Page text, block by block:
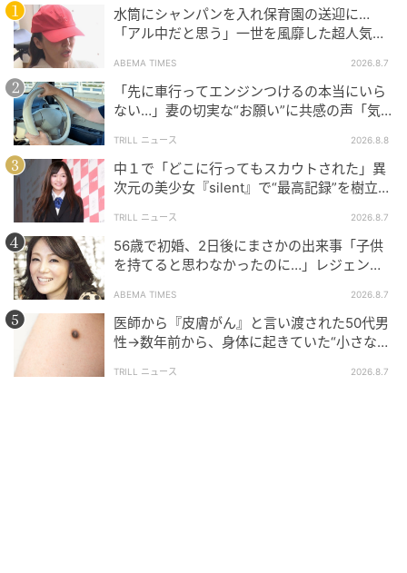
チャーム 各￥17,200 ブレスレット19cm / 22cm￥46,400／以上カレワラ
Hearst Owned
チャームは100％リサイクルシルバーを採用し、EUの
REACH規則（化学物質の登録・評価・認可・制限に関
する規則）を遵守。「カレワラ」が誇る環境に配慮し
たクリエーションは、身に着けるたびに心地よい充足
感を与えてくれる。
水筒にシャンパンを入れ保育園の送迎に…
「アル中だと思う」一世を風靡した超人気タ
ABEMA TIMES 2026.8.7
「先に車行ってエンジンつけるの本当にいら
ない…」妻の切実な“お願い”に共感の声「気
TRILL ニュース 2026.8.8
中１で「どこに行ってもスカウトされた」異
次元の美少女『silent』で“最高記録”を樹立し
TRILL ニュース 2026.8.7
56歳で初婚、2日後にまさかの出来事「子供
を持てると思わなかったのに…」レジェンド
ABEMA TIMES 2026.8.7
医師から『皮膚がん』と言い渡された50代男
性→数年前から、身体に起きていた“小さな異
TRILL ニュース 2026.8.7